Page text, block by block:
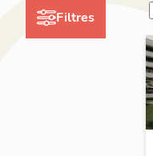
Filtres